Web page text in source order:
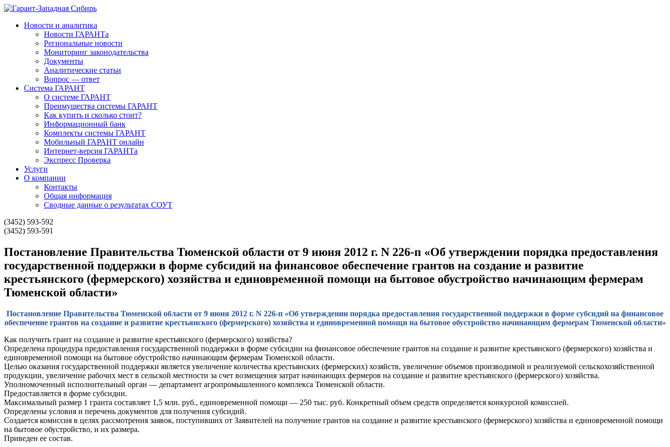
Новости и аналитика
Новости ГАРАНТа
Региональные новости
Мониторинг законодательства
Документы
Аналитические статьи
Вопрос — ответ
Система ГАРАНТ
О системе ГАРАНТ
Преимущества системы ГАРАНТ
Как купить и сколько стоит?
Информационный банк
Комплекты системы ГАРАНТ
Мобильный ГАРАНТ онлайн
Интернет-версия ГАРАНТа
Экспресс Проверка
Услуги
О компании
Контакты
Общая информация
Сводные данные о результатах СОУТ
(3452) 593-592
(3452) 593-591
Постановление Правительства Тюменской области от 9 июня 2012 г. N 226-п «Об утверждении порядка предоставления
государственной поддержки в форме субсидий на финансовое обеспечение грантов на создание и развитие
крестьянского (фермерского) хозяйства и единовременной помощи на бытовое обустройство начинающим фермерам
Тюменской области»
Постановление Правительства Тюменской области от 9 июня 2012 г. N 226-п «Об утверждении порядка предоставления государственной поддержки в форме субсидий на финансовое
обеспечение грантов на создание и развитие крестьянского (фермерского) хозяйства и единовременной помощи на бытовое обустройство начинающим фермерам Тюменской области»
Как получить грант на создание и развитие крестьянского (фермерского) хозяйства?
Определена процедура предоставления государственной поддержки в форме субсидии на финансовое обеспечение грантов на создание и развитие крестьянского (фермерского) хозяйства и
единовременной помощи на бытовое обустройство начинающим фермерам Тюменской области.
Целью оказания государственной поддержки является увеличение количества крестьянских (фермерских) хозяйств, увеличение объемов производимой и реализуемой сельскохозяйственной
продукции, увеличение рабочих мест в сельской местности за счет возмещения затрат начинающих фермеров на создание и развитие крестьянского (фермерского) хозяйства.
Уполномоченный исполнительный орган — департамент агропромышленного комплекса Тюменской области.
Предоставляется в форме субсидии.
Максимальный размер 1 гранта составляет 1,5 млн. руб., единовременной помощи — 250 тыс. руб. Конкретный объем средств определяется конкурсной комиссией.
Определены условия и перечень документов для получения субсидий.
Создается комиссия в целях рассмотрения заявок, поступивших от Заявителей на получение грантов на создание и развитие крестьянского (фермерского) хозяйства и единовременной помощи
на бытовое обустройство, и их размера.
Приведен ее состав.